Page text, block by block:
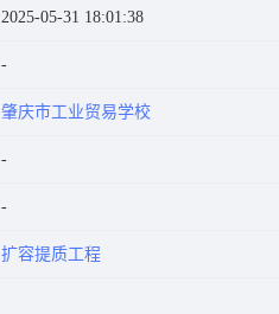
2025-05-31 18:01:38
肇庆市工业贸易学校
扩容提质工程